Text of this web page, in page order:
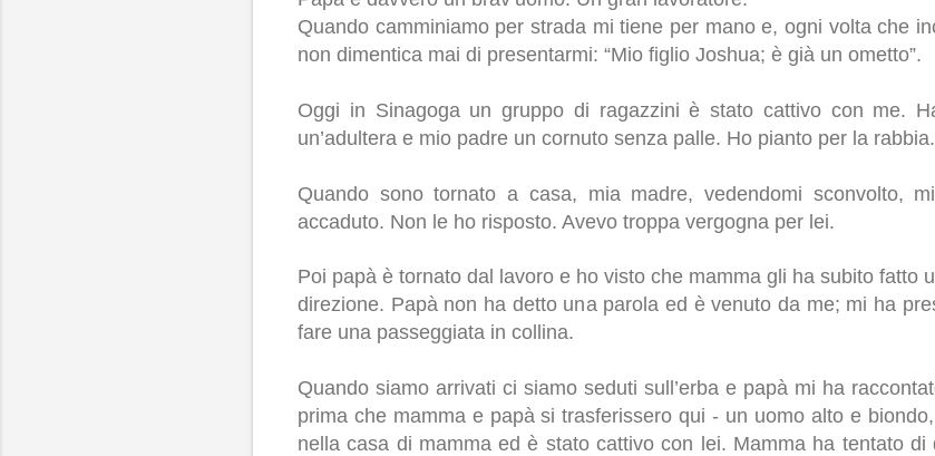
Quando camminiamo per strada mi tiene per mano e, ogni volta che
non dimentica mai di presentarmi: “Mio figlio Joshua; è già un ometto”.
Oggi in Sinagoga un gruppo di ragazzini è stato cattivo con me.
un’adultera e mio padre un cornuto senza palle. Ho pianto per la rabbia.
Quando sono tornato a casa, mia madre, vedendomi sconvolto,
accaduto. Non le ho risposto. Avevo troppa vergogna per lei.
Poi papà è tornato dal lavoro e ho visto che mamma gli ha subito fatto
direzione. Papà non ha detto una parola ed è venuto da me; mi ha
fare una passeggiata in collina.
Quando siamo arrivati ci siamo seduti sull’erba e papà mi ha
prima che mamma e papà si trasferissero qui - un uomo alto e
nella casa di mamma ed è stato cattivo con lei. Mamma ha tentato di